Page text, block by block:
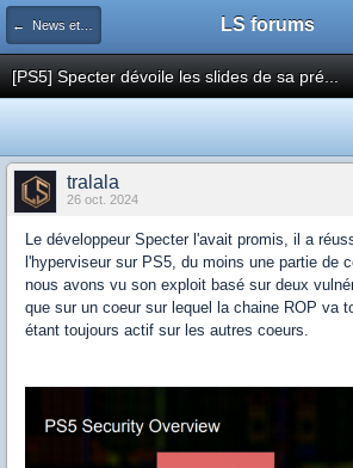
← News et actualités postées sur LS LS forums
[PS5] Specter dévoile les slides de sa pré...
tralala
26 oct. 2024
Le développeur Specter l'avait promis, il a
l'hyperviseur sur PS5, du moins une partie de
nous avons vu son exploit basé sur deux
que sur un coeur sur lequel la chaine ROP va
étant toujours actif sur les autres coeurs.